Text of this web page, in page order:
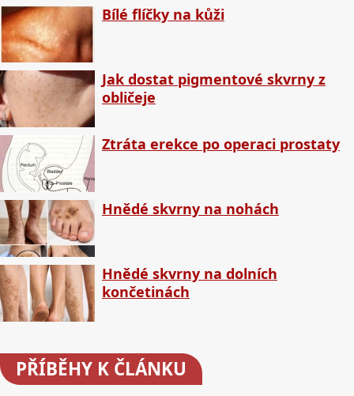
Bílé flíčky na kůži
Jak dostat pigmentové skvrny z
obličeje
Ztráta erekce po operaci prostaty
Hnědé skvrny na nohách
Hnědé skvrny na dolních
končetinách
PŘÍBĚHY K ČLÁNKU